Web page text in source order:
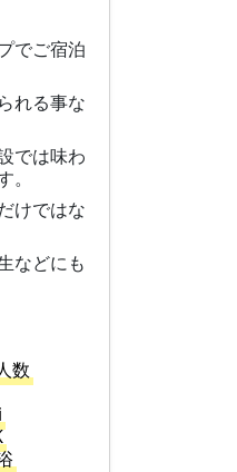
でご宿泊
れる事な
では味わ
けではな
などにも
数